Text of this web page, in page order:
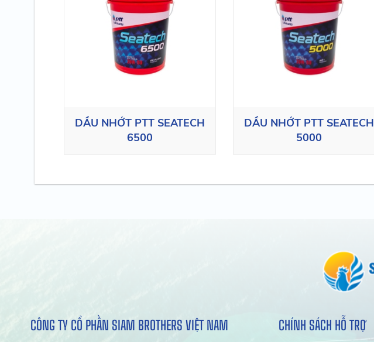
DẦU NHỚT PTT SEATECH
6500
DẦU NHỚT PTT SEATECH
5000
CÔNG TY CỔ PHẦN SIAM BROTHERS VIỆT NAM CHÍNH SÁCH HỖ TRỢ